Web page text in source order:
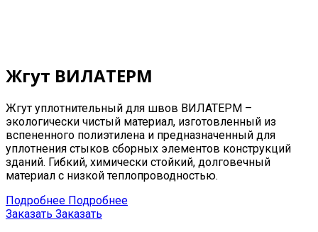
Жгут ВИЛАТЕРМ
Жгут уплотнительный для швов ВИЛАТЕРМ –
экологически чистый материал, изготовленный из
вспененного полиэтилена и предназначенный для
уплотнения стыков сборных элементов конструкций
зданий. Гибкий, химически стойкий, долговечный
материал с низкой теплопроводностью.
Подробнее Подробнее
Заказать Заказать